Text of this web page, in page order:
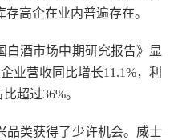
高企在业内普遍存在。
白酒市场中期研究报告》显
业营收同比增长11.1%，利
超过36%。
品类获得了少许机会。威士